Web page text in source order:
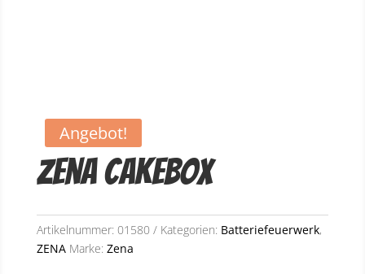
Angebot!
Zena Cakebox
Artikelnummer: 01580 Kategorien: Batteriefeuerwerk,
ZENA Marke: Zena